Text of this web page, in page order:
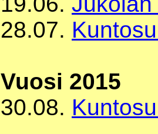
28.07.
Vuosi 2015
30.08.